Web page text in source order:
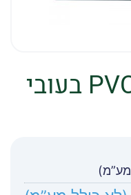
הדפסה דו"צ על PVC בעובי